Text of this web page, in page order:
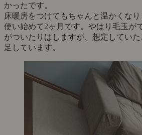
かったです。
床暖房をつけてもちゃんと温かくなり
使い始めて2ヶ月です。やはり毛玉が
がついたりはしますが、想定してい
足しています。